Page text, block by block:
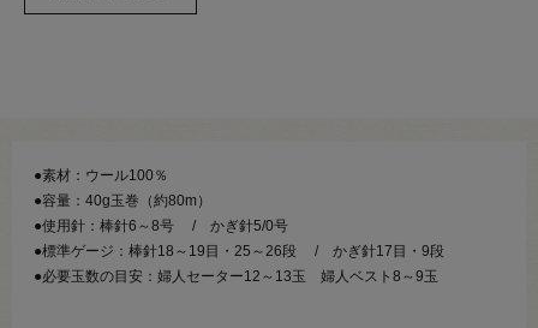
●素材：ウール100％
●容量：40g玉巻（約80m）
●使用針：棒針6～8号 / かぎ針5/0号
●標準ゲージ：棒針18～19目・25～26段 / かぎ針17目・9段
●必要玉数の目安：婦人セーター12～13玉 婦人ベスト8～9玉